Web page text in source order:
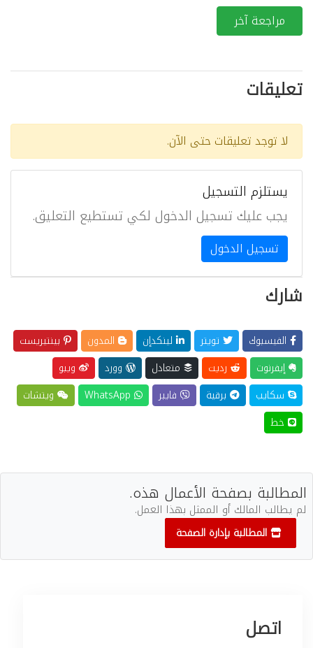
مراجعة آخر
تعليقات
لا توجد تعليقات حتى الآن.
يستلزم التسجيل
يجب عليك تسجيل الدخول لكي تستطيع التعليق.
تسجيل الدخول
شارك
الفيسبوك تويتر لينكدإن المدون
بينتيريست
إيفرنوت
رديت متعادل وورد
ويبو
سكايب
برقية فايبر
ويتشات
خط
المطالبة بصفحة الأعمال هذه.
لم يطالب المالك أو الممثل بهذا العمل.
المطالبة بإدارة الصفحة
اتصل